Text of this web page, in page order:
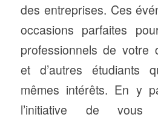
des entreprises. Ces
occasions parfaites
professionnels de votre
et d’autres étudiants
mêmes intérêts. En y
l’initiative de vous